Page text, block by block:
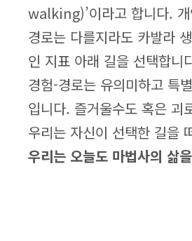
walking)’이라고 합니다.
경로는 다를지라도 카발라
인 지표 아래 길을 선택합니
경험-경로는 유의미하고 특
입니다. 즐거울수도 혹은 괴
우리는 자신이 선택한 길을
우리는 오늘도 마법사의 삶